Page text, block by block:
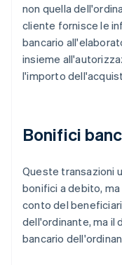
non quella
cliente fornisce le
bancario
insieme
l'importo
Bonifici
Queste transazioni
bonifici a debito,
conto del
dell'ordinante, ma il
bancario